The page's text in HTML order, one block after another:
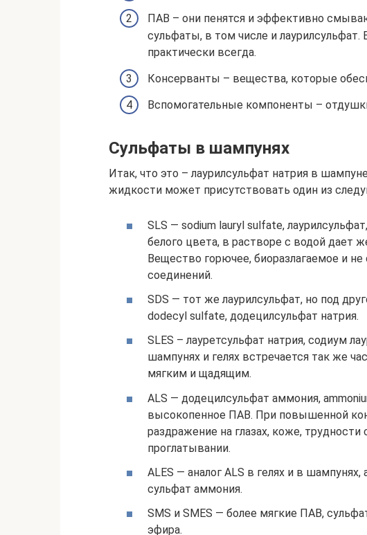
ПАВ – они пенятся и эффективно
сульфаты, в том числе и
практически всегда.
Консерванты – вещества, которые
Вспомогательные компоненты –
Сульфаты в шампунях
Итак, что это – лаурилсульфат натрия в
жидкости может присутствовать один из
SLS — sodium lauryl sulfate,
белого цвета, в растворе с водой дает
Вещество горючее, биоразлагаемое и
соединений.
SDS — тот же лаурилсульфат, но под
dodecyl sulfate, додецилсульфат натрия.
SLES – лауретсульфат натрия, содиум
шампунях и гелях встречается так же
мягким и щадящим.
ALS — додецилсульфат аммония,
высокопенное ПАВ. При повышенной
раздражение на глазах, коже,
проглатывании.
ALES — аналог ALS в гелях и в
сульфат аммония.
SMS и SMES — более мягкие ПАВ,
эфира.